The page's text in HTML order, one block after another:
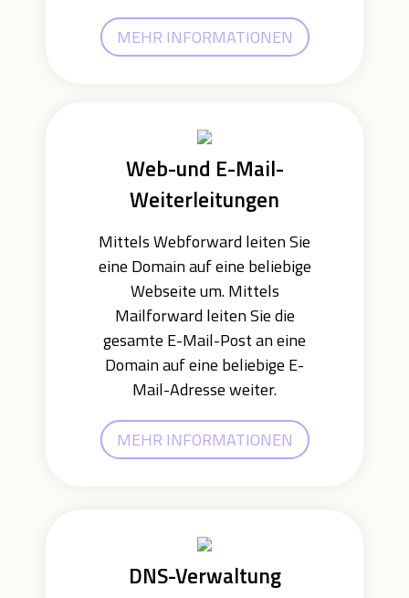
MEHR INFORMATIONEN
Web-und E-Mail-
Weiterleitungen
Mittels Webforward leiten Sie
eine Domain auf eine beliebige
Webseite um. Mittels
Mailforward leiten Sie die
gesamte E-Mail-Post an eine
Domain auf eine beliebige E-
Mail-Adresse weiter.
MEHR INFORMATIONEN
DNS-Verwaltung